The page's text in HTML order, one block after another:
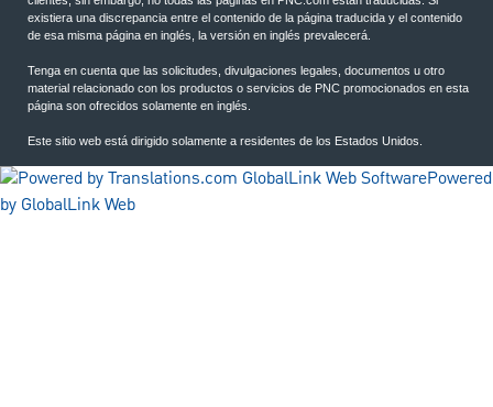
existiera una discrepancia entre el contenido de la página traducida y el contenido
de esa misma página en inglés, la versión en inglés prevalecerá.
Tenga en cuenta que las solicitudes, divulgaciones legales, documentos u otro
material relacionado con los productos o servicios de PNC promocionados en esta
página son ofrecidos solamente en inglés.
Este sitio web está dirigido solamente a residentes de los Estados Unidos.
Powered
by GlobalLink Web